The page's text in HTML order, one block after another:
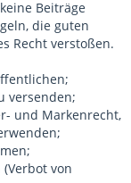
Beiträge
die guten
Recht verstoßen.
versenden;
und Markenrecht,
von